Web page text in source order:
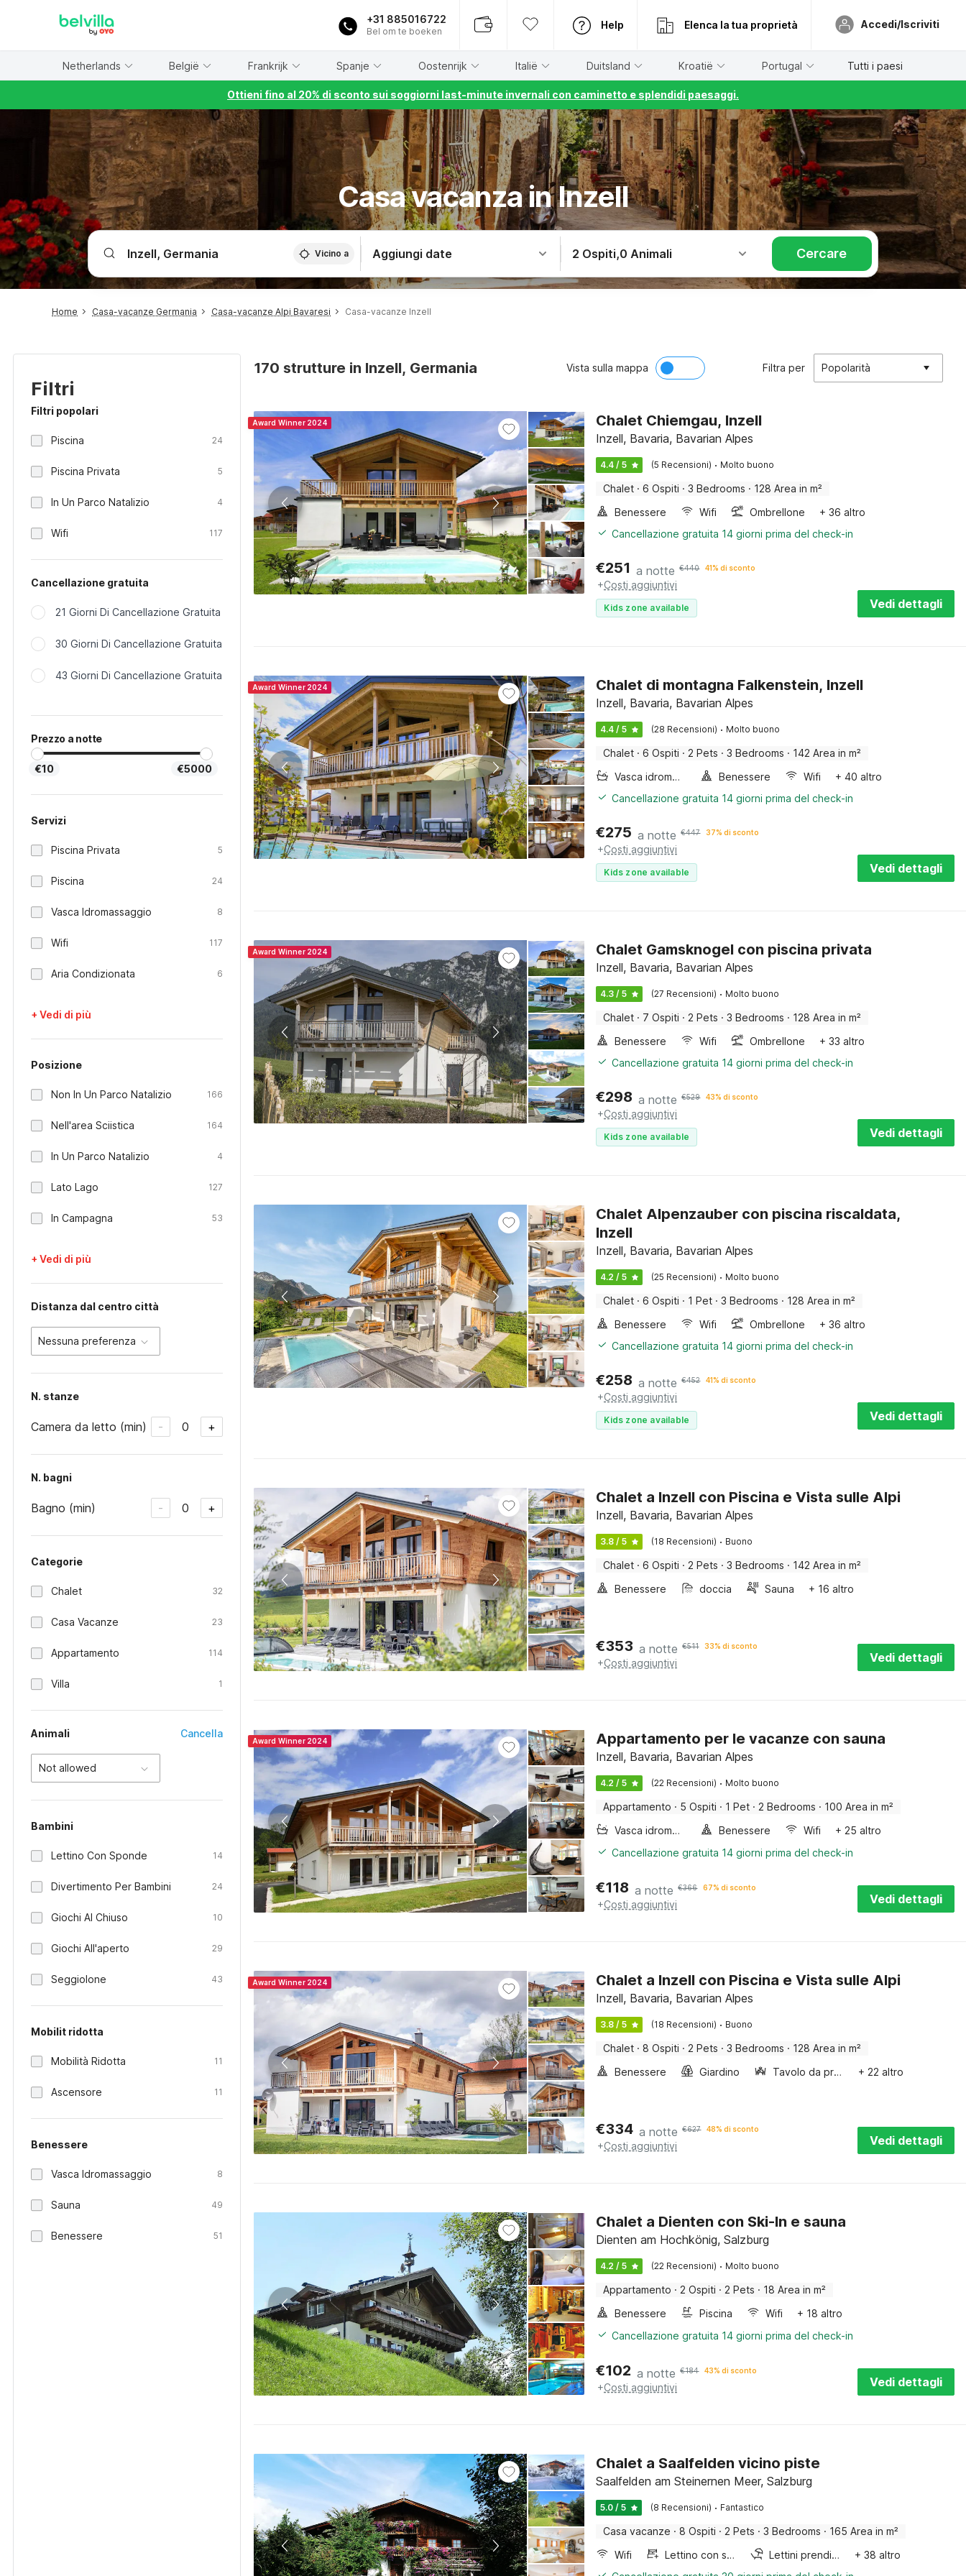
+31 885016722
Bel om te boeken
Help Elenca la tua proprietà Accedi/Iscriviti
Netherlands België Frankrijk Spanje Oostenrijk Italië Duitsland Kroatië Portugal Tutti i paesi
Ottieni fino al 20% di sconto sui soggiorni last-minute invernali con caminetto e splendidi paesaggi.
Casa vacanza in Inzell
Vicino a Aggiungi date 2 Ospiti,0 Animali Cercare
Home Casa-vacanze Germania Casa-vacanze Alpi Bavaresi Casa-vacanze Inzell
Filtri
Filtri popolari
Piscina 24
Piscina Privata 5
In Un Parco Natalizio 4
Wifi 117
Cancellazione gratuita
21 Giorni Di Cancellazione Gratuita
30 Giorni Di Cancellazione Gratuita
43 Giorni Di Cancellazione Gratuita
Prezzo a notte
€10 €5000
Servizi
Piscina Privata 5
Piscina 24
Vasca Idromassaggio 8
Wifi 117
Aria Condizionata 6
+ Vedi di più
Posizione
Non In Un Parco Natalizio 166
Nell'area Sciistica 164
In Un Parco Natalizio 4
Lato Lago 127
In Campagna 53
+ Vedi di più
Distanza dal centro città
Nessuna preferenza
N. stanze
Camera da letto (min) - 0 +
N. bagni
Bagno (min) - 0 +
Categorie
Chalet 32
Casa Vacanze 23
Appartamento 114
Villa 1
Animali Cancella
Not allowed
Bambini
Lettino Con Sponde 14
Divertimento Per Bambini 24
Giochi Al Chiuso 10
Giochi All'aperto 29
Seggiolone 43
Mobilit ridotta
Mobilità Ridotta 11
Ascensore 11
Benessere
Vasca Idromassaggio 8
Sauna 49
Benessere 51
170 strutture in Inzell, Germania Vista sulla mappa Filtra per Popolarità
Award Winner 2024 Chalet Chiemgau, Inzell
Inzell, Bavaria, Bavarian Alpes
4.4 / 5 (5 Recensioni) · Molto buono
Chalet · 6 Ospiti · 3 Bedrooms · 128 Area in m²
Benessere
Wifi Ombrellone
+ 36 altro
Cancellazione gratuita 14 giorni prima del check-in
€251 a notte €440 41% di sconto
+Costi aggiuntivi
Kids zone available Vedi dettagli
Award Winner 2024 Chalet di montagna Falkenstein, Inzell
Inzell, Bavaria, Bavarian Alpes
4.4 / 5 (28 Recensioni) · Molto buono
Chalet · 6 Ospiti · 2 Pets · 3 Bedrooms · 142 Area in m²
Vasca idromassaggio
Benessere Wifi
+ 40 altro
Cancellazione gratuita 14 giorni prima del check-in
€275 a notte €447 37% di sconto
+Costi aggiuntivi
Kids zone available Vedi dettagli
Award Winner 2024 Chalet Gamsknogel con piscina privata
Inzell, Bavaria, Bavarian Alpes
4.3 / 5 (27 Recensioni) · Molto buono
Chalet · 7 Ospiti · 2 Pets · 3 Bedrooms · 128 Area in m²
Benessere
Wifi Ombrellone
+ 33 altro
Cancellazione gratuita 14 giorni prima del check-in
€298 a notte €529 43% di sconto
+Costi aggiuntivi
Kids zone available Vedi dettagli
Chalet Alpenzauber con piscina riscaldata,
Inzell
Inzell, Bavaria, Bavarian Alpes
4.2 / 5 (25 Recensioni) · Molto buono
Chalet · 6 Ospiti · 1 Pet · 3 Bedrooms · 128 Area in m²
Benessere
Wifi Ombrellone
+ 36 altro
Cancellazione gratuita 14 giorni prima del check-in
€258 a notte €452 41% di sconto
+Costi aggiuntivi
Kids zone available Vedi dettagli
Chalet a Inzell con Piscina e Vista sulle Alpi
Inzell, Bavaria, Bavarian Alpes
3.8 / 5 (18 Recensioni) · Buono
Chalet · 6 Ospiti · 2 Pets · 3 Bedrooms · 142 Area in m²
Benessere
doccia Sauna + 16 altro
€353 a notte €511 33% di sconto
+Costi aggiuntivi Vedi dettagli
Award Winner 2024 Appartamento per le vacanze con sauna
Inzell, Bavaria, Bavarian Alpes
4.2 / 5 (22 Recensioni) · Molto buono
Appartamento · 5 Ospiti · 1 Pet · 2 Bedrooms · 100 Area in m²
Vasca idromassaggio
Benessere Wifi
+ 25 altro
Cancellazione gratuita 14 giorni prima del check-in
€118 a notte €366 67% di sconto
+Costi aggiuntivi Vedi dettagli
Award Winner 2024 Chalet a Inzell con Piscina e Vista sulle Alpi
Inzell, Bavaria, Bavarian Alpes
3.8 / 5 (18 Recensioni) · Buono
Chalet · 8 Ospiti · 2 Pets · 3 Bedrooms · 128 Area in m²
Benessere
Giardino Tavolo da pranzo + 22 altro
€334 a notte €627 48% di sconto
+Costi aggiuntivi Vedi dettagli
Chalet a Dienten con Ski-In e sauna
Dienten am Hochkönig, Salzburg
4.2 / 5 (22 Recensioni) · Molto buono
Appartamento · 2 Ospiti · 2 Pets · 18 Area in m²
Benessere
Piscina Wifi
+ 18 altro
Cancellazione gratuita 14 giorni prima del check-in
€102 a notte €184 43% di sconto
+Costi aggiuntivi Vedi dettagli
Chalet a Saalfelden vicino piste
Saalfelden am Steinernen Meer, Salzburg
5.0 / 5 (8 Recensioni) · Fantastico
Casa vacanze · 8 Ospiti · 2 Pets · 3 Bedrooms · 165 Area in m²
Wifi
Lettino con sponde Lettini prendisole
+ 38 altro